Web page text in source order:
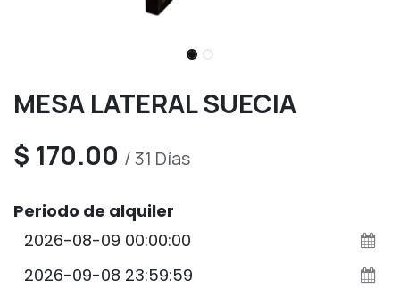
MESA LATERAL SUECIA
$ 170.00 /31 Días
Periodo de alquiler